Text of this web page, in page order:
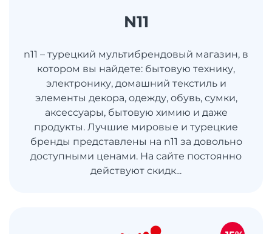
N11
n11 – турецкий мультибрендовый магазин, в
котором вы найдете: бытовую технику,
электронику, домашний текстиль и
элементы декора, одежду, обувь, сумки,
аксессуары, бытовую химию и даже
продукты. Лучшие мировые и турецкие
бренды представлены на n11 за довольно
доступными ценами. На сайте постоянно
действуют скидк...